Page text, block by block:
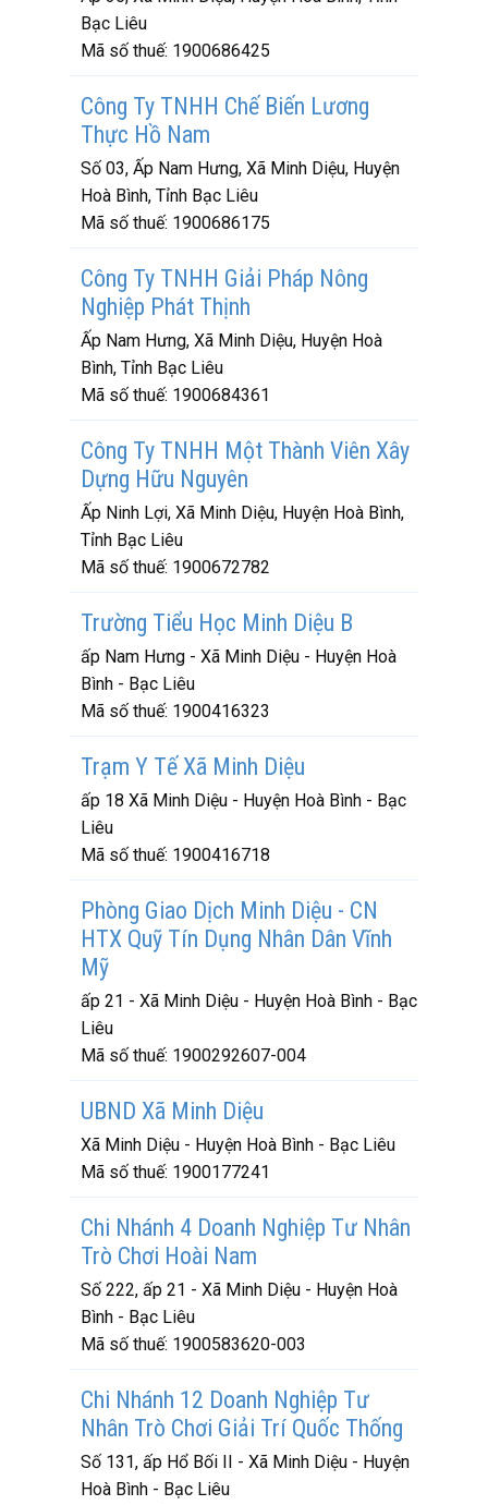
Bạc Liêu
Mã số thuế: 1900686425
Công Ty TNHH Chế Biến Lương
Thực Hồ Nam
Số 03, Ấp Nam Hưng, Xã Minh Diệu, Huyện
Hoà Bình, Tỉnh Bạc Liêu
Mã số thuế: 1900686175
Công Ty TNHH Giải Pháp Nông
Nghiệp Phát Thịnh
Ấp Nam Hưng, Xã Minh Diệu, Huyện Hoà
Bình, Tỉnh Bạc Liêu
Mã số thuế: 1900684361
Công Ty TNHH Một Thành Viên Xây
Dựng Hữu Nguyên
Ấp Ninh Lợi, Xã Minh Diệu, Huyện Hoà Bình,
Tỉnh Bạc Liêu
Mã số thuế: 1900672782
Trường Tiểu Học Minh Diệu B
ấp Nam Hưng - Xã Minh Diệu - Huyện Hoà
Bình - Bạc Liêu
Mã số thuế: 1900416323
Trạm Y Tế Xã Minh Diệu
ấp 18 Xã Minh Diệu - Huyện Hoà Bình - Bạc
Liêu
Mã số thuế: 1900416718
Phòng Giao Dịch Minh Diệu - CN
HTX Quỹ Tín Dụng Nhân Dân Vĩnh
Mỹ
ấp 21 - Xã Minh Diệu - Huyện Hoà Bình - Bạc
Liêu
Mã số thuế: 1900292607-004
UBND Xã Minh Diệu
Xã Minh Diệu - Huyện Hoà Bình - Bạc Liêu
Mã số thuế: 1900177241
Chi Nhánh 4 Doanh Nghiệp Tư Nhân
Trò Chơi Hoài Nam
Số 222, ấp 21 - Xã Minh Diệu - Huyện Hoà
Bình - Bạc Liêu
Mã số thuế: 1900583620-003
Chi Nhánh 12 Doanh Nghiệp Tư
Nhân Trò Chơi Giải Trí Quốc Thống
Số 131, ấp Hổ Bối II - Xã Minh Diệu - Huyện
Hoà Bình - Bạc Liêu